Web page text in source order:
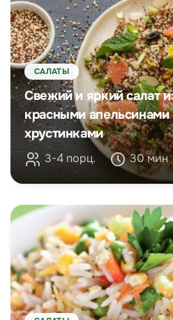
САЛАТЫ
Свежий и яркий салат
красными
хрустинками
3-4 порц. 30 мин